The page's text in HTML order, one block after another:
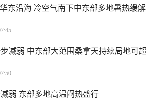
东沿海 冷空气南下中东部多地暑热缓解
减弱 中东部大范围桑拿天持续局地可
弱 东部多地高温闷热盛行